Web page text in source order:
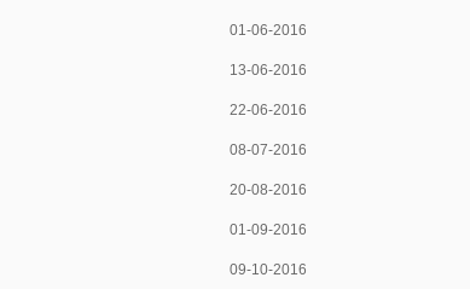
01-06-2016
13-06-2016
22-06-2016
08-07-2016
20-08-2016
01-09-2016
09-10-2016